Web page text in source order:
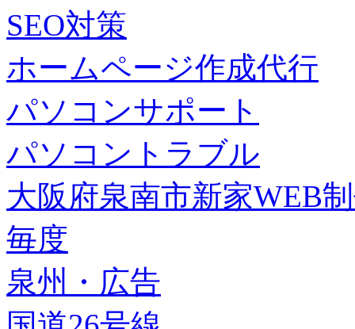
SEO対策
ホームページ作成代行
パソコンサポート
パソコントラブル
大阪府泉南市新家WEB
毎度
泉州・広告